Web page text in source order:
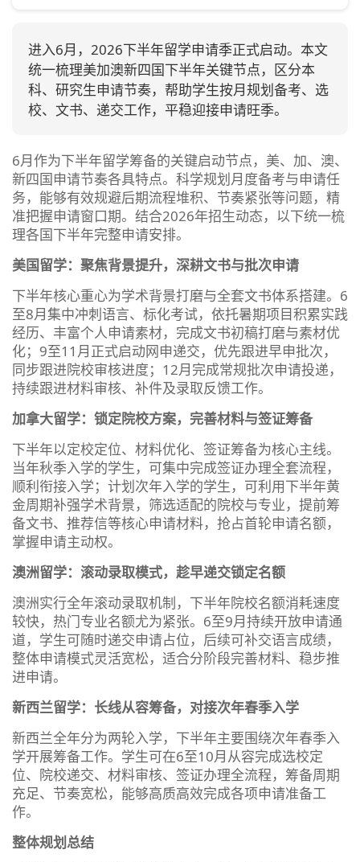
进入6月，2026下半年留学申请季正式启动。本文
统一梳理美加澳新四国下半年关键节点，区分本
科、研究生申请节奏，帮助学生按月规划备考、选
校、文书、递交工作，平稳迎接申请旺季。
6月作为下半年留学筹备的关键启动节点，美、加、澳、
新四国申请节奏各具特点。科学规划月度备考与申请任
务，能够有效规避后期流程堆积、节奏紧张等问题，精
准把握申请窗口期。结合2026年招生动态，以下统一梳
理各国下半年完整申请安排。
美国留学：聚焦背景提升，深耕文书与批次申请
下半年核心重心为学术背景打磨与全套文书体系搭建。6
至8月集中冲刺语言、标化考试，依托暑期项目积累实践
经历、丰富个人申请素材，完成文书初稿打磨与素材优
化；9至11月正式启动网申递交，优先跟进早申批次，
同步跟进院校审核进度；12月完成常规批次申请投递，
持续跟进材料审核、补件及录取反馈工作。
加拿大留学：锁定院校方案，完善材料与签证筹备
下半年以定校定位、材料优化、签证筹备为核心主线。
当年秋季入学的学生，可集中完成签证办理全套流程，
顺利衔接入学；计划次年入学的学生，可利用下半年黄
金周期补强学术背景，筛选适配的院校与专业，提前筹
备文书、推荐信等核心申请材料，抢占首轮申请名额，
掌握申请主动权。
澳洲留学：滚动录取模式，趁早递交锁定名额
澳洲实行全年滚动录取机制，下半年院校名额消耗速度
较快，热门专业名额尤为紧张。6至9月持续开放申请通
道，学生可随时递交申请占位，后续可补交语言成绩，
整体申请模式灵活宽松，适合分阶段完善材料、稳步推
进申请。
新西兰留学：长线从容筹备，对接次年春季入学
新西兰全年分为两轮入学，下半年主要围绕次年春季入
学开展筹备工作。学生可在6至10月从容完成选校定
位、院校递交、材料审核、签证办理全流程，筹备周期
充足、节奏宽松，能够高质高效完成各项申请准备工
作。
整体规划总结